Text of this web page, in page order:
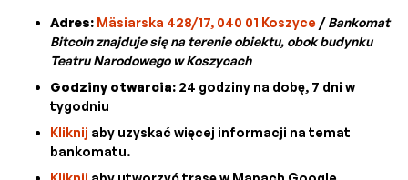
Adres: Mäsiarska 428/17, 040 01 Koszyce /Bankomat
Bitcoin znajduje się na terenie obiektu, obok budynku
Teatru Narodowego w Koszycach
Godziny otwarcia: 24 godziny na dobę, 7 dni w
tygodniu
Kliknij aby uzyskać więcej informacji na temat
bankomatu.